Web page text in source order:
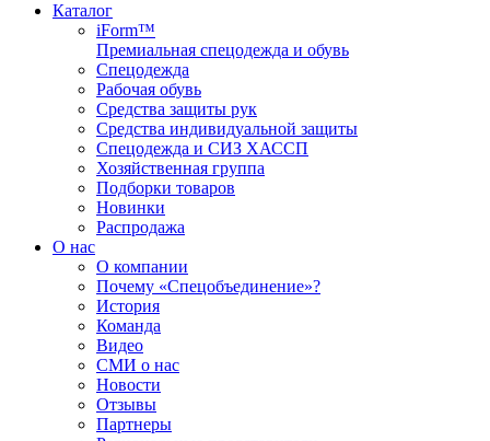
Каталог
iForm™
Премиальная спецодежда и обувь
Спецодежда
Рабочая обувь
Средства защиты рук
Средства индивидуальной защиты
Спецодежда и СИЗ ХАССП
Хозяйственная группа
Подборки товаров
Новинки
Распродажа
О нас
О компании
Почему «Спецобъединение»?
История
Команда
Видео
СМИ о нас
Новости
Отзывы
Партнеры